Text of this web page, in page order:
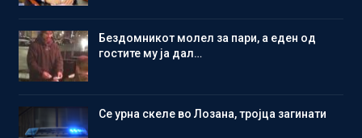
Бездомникот молел за пари, а еден од
гостите му ја дал…
Се урна скеле во Лозана, тројца загинати